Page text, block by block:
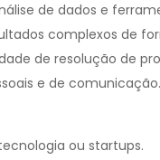
de dados e
complexos de
de resolução de
e de comunicação.
ou startups.